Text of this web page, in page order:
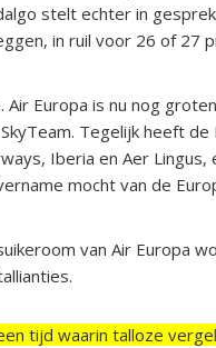
stelt echter in
in ruil voor 26 of 27
Europa is nu nog
Tegelijk heeft de
Iberia en Aer Lingus,
mocht van de
van Air Europa
tijd waarin talloze